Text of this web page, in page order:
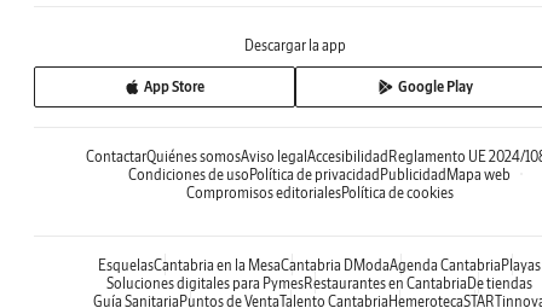
Descargar la app
App Store Google Play
ContactarQuiénes somosAviso legalAccesibilidadReglamento UE 2024/
Condiciones de usoPolítica de privacidadPublicidadMapa web
Compromisos editorialesPolítica de cookies
EsquelasCantabria en la MesaCantabria DModaAgenda CantabriaPlayas
Soluciones digitales para PymesRestaurantes en CantabriaDe tiendas
Guía SanitariaPuntos de VentaTalento CantabriaHemeroteca